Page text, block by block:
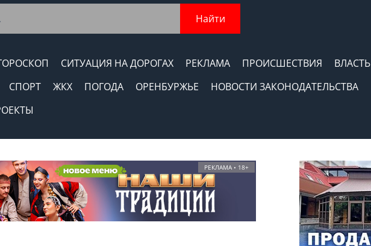
Найти
СИТУАЦИЯ НА ДОРОГАХ РЕКЛАМА ПРОИСШЕСТВИЯ
ВЛАСТЬ
СПОРТ ЖКХ ПОГОДА ОРЕНБУРЖЬЕ
НОВОСТИ ЗАКОНОДАТЕЛЬСТВА
РЕКЛАМА • 18+